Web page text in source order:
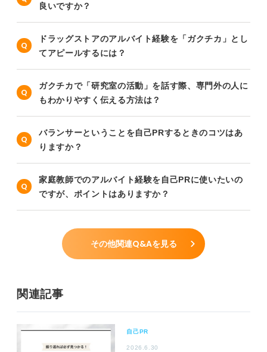
良いですか？
ドラッグストアのアルバイト経験を「ガクチカ」とし
てアピールするには？
ガクチカで「研究室の活動」を話す際、専門外の人に
もわかりやすく伝える方法は？
バランサーということを自己PRするときのコツはあ
りますか？
家庭教師でのアルバイト経験を自己PRに使いたいの
ですが、ポイントはありますか？
その他関連Q&Aを見る
関連記事
自己PR
2026.6.30